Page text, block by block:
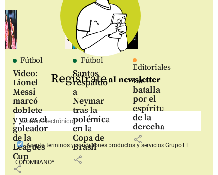
Fútbol
Video:
Lionel
Messi
marcó
doblete
y ya es el
goleador
de la
Leagues
Cup
share
Fútbol
Santos
respaldó
a
Neymar
tras la
polémica
en la
Copa de
Brasil
share
Editoriales
La
batalla
por el
espíritu
de la
derecha
share
Regístrateal newsletter
Aceptotérminos y condiciones productos y serviciosGrupo EL
COLOMBIANO*